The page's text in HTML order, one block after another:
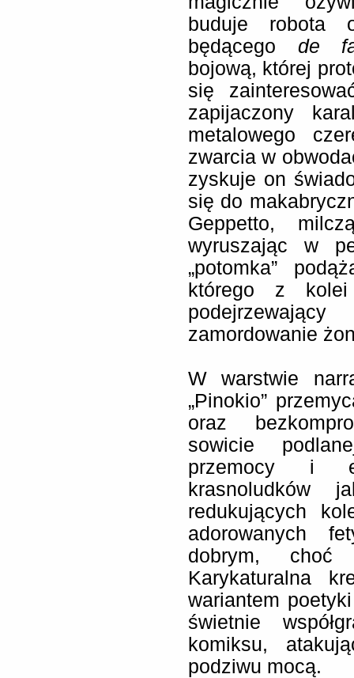
buduje robota
będącego de
bojową, której
się
zapijaczony
metalowego
zwarcia w
zyskuje on
się do
Geppetto,
wyruszając w
„potomka”
którego z
zamordowanie
W warstwie
„Pinokio”
oraz
sowicie
przemocy i
krasnoludków
redukujących
adorowanych
dobrym, choć
Karykaturalna
wariantem
świetnie
komiksu,
podziwu mocą.